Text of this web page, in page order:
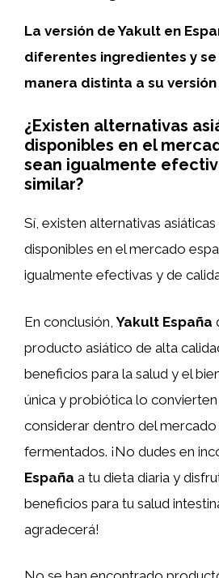
La versión de Yakult en
diferentes ingredientes y
manera distinta a su
¿Existen alternativas
disponibles en el
sean igualmente
similar?
Sí, existen alternativas
disponibles en el mercado
igualmente efectivas y de
En conclusión,Yakult España
producto asiático de alta
beneficios para la salud y el
única y probiótica lo
considerar dentro del
fermentados. ¡No dudes en
España a tu dieta diaria y
beneficios para tu salud
agradecerá!